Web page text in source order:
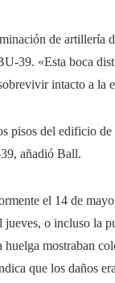
de artillería
39. «Esta boca
intacto a la
pisos del edificio
añadió Ball.
el 14 de
jueves, o incluso la
huelga mostraban
que los daños